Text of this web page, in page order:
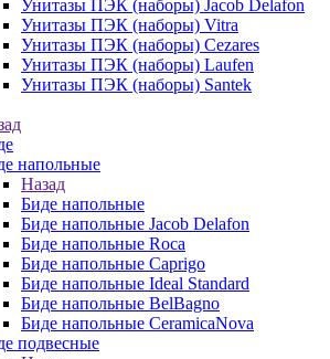
Унитазы ПЭК (наборы) Jacob Delafon
Унитазы ПЭК (наборы) Vitra
Унитазы ПЭК (наборы) Cezares
Унитазы ПЭК (наборы) Laufen
Унитазы ПЭК (наборы) Santek
напольные
Назад
Биде напольные
Биде напольные Jacob Delafon
Биде напольные Roca
Биде напольные Caprigo
Биде напольные Ideal Standard
Биде напольные BelBagno
Биде напольные CeramicaNova
подвесные